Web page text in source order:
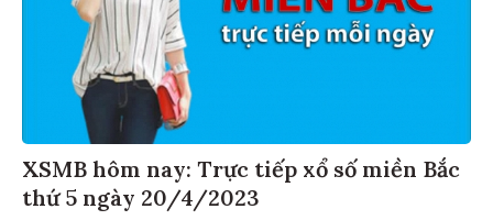
XSMB hôm nay: Trực tiếp xổ số miền Bắc
thứ 5 ngày 20/4/2023